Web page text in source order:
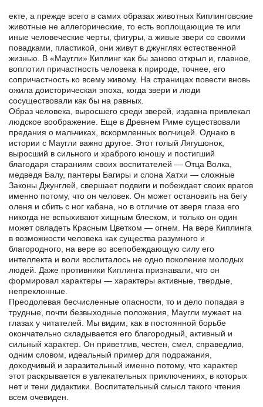
екте, а прежде всего в самих образах животных Киплинговские
животные не аллегорические, то есть воплощающие те или
иные человеческие черты, фигуры, а живые звери со своими
повадками, пластикой, они живут в джунглях естественной
жизнью. В «Маугли» Киплинг как бы заново открыл и, главное,
воплотил причастность человека к природе, точнее, его
сопричастность ко всему живому. На страницах повести вновь
ожила доисторическая эпоха, когда звери и люди
сосуществовали как бы на равных.
Образ человека, выросшего среди зверей, издавна привлекал
людское воображение. Еще в Древнем Риме существовали
предания о мальчиках, вскормленных волчицей. Однако в
истории с Маугли важно другое. Этот голый Лягушонок,
выросший в сильного и храброго юношу и постигший
благодаря стараниям своих воспитателей — Отца Волка,
медведя Балу, пантеры Багиры и слона Хатхи — сложные
Законы Джунглей, свершает подвиги и побеждает своих врагов
именно потому, что он человек. Он может остановить на бегу
оленя и сбить с ног кабана, но в отличие от зверя глаза его
никогда не вспыхивают хищным блеском, и только он один
может овладеть Красным Цветком — огнем. На вере Киплинга
в возможности человека как существа разумного и
благородного, на вере во всепобеждающую силу его
интеллекта и воли воспиталось не одно поколение молодых
людей. Даже противники Киплинга признавали, что он
формировал характеры — характеры активные, твердые,
непреклонные.
Преодолевая бесчисленные опасности, то и дело попадая в
трудные, почти безвыходные положения, Маугли мужает на
глазах у читателей. Мы видим, как в постоянной борьбе
окончательно складывается его благородный, активный и
сильный характер. Он приветлив, честен, смел, справедлив,
одним словом, идеальный пример для подражания,
доходчивый и заразительный именно потому, что характер
этот раскрывается в увлекательных приключениях, в которых
нет и тени дидактики. Воспитательный смысл такого чтения
всем очевиден.